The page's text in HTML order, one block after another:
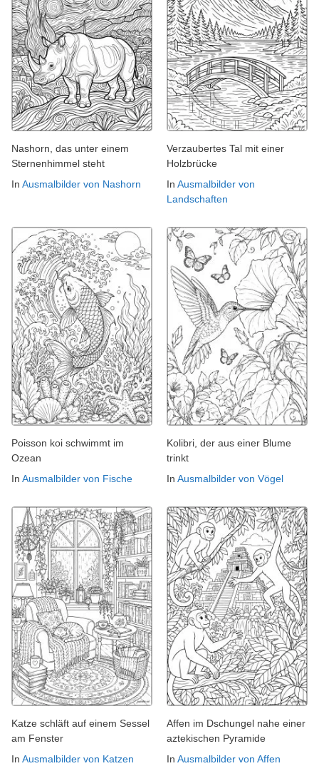
Nashorn, das unter einem
Sternenhimmel steht
In Ausmalbilder von Nashorn
Verzaubertes Tal mit einer
Holzbrücke
In Ausmalbilder von
Landschaften
Poisson koi schwimmt im
Ozean
In Ausmalbilder von Fische
Kolibri, der aus einer Blume
trinkt
In Ausmalbilder von Vögel
Katze schläft auf einem Sessel
am Fenster
In Ausmalbilder von Katzen
Affen im Dschungel nahe einer
aztekischen Pyramide
In Ausmalbilder von Affen